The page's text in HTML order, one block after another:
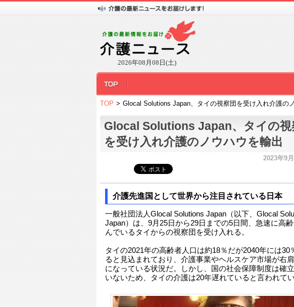
2026年08月08日(土)
TOP > Glocal Solutions Japan、タイの視察団を受け入れ介護の
Glocal Solutions Japan、タイの視
を受け入れ介護のノウハウを輸出
2023年9
介護先進国として世界から注目されている日本
一般社団法人Glocal Solutions Japan（以下、Glocal
Japan）は、9月25日から29日までの5日間、急速に高
んでいるタイからの視察団を受け入れる。
タイの2021年の高齢者人口は約18％だが2040年には30
ると見込まれており、介護事業やヘルスケア市場が右
になっている状況だ。しかし、国の社会保障制度は確
いないため、タイの介護は20年遅れていると言われてい